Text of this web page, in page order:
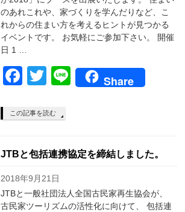
のあれこれや、家づくりを学んだりなど、こ
れからの住まい方を考えるヒントが見つかる
イベントです。 お気軽にご参加下さい。 開催
日 1 …
Facebook
Twitter
LineShare
この記事を読む
JTBと包括連携協定を締結しました。
2018年9月21日
JTBと一般社団法人全国古民家再生協会が、
古民家ツーリズムの活性化に向けて、 包括連